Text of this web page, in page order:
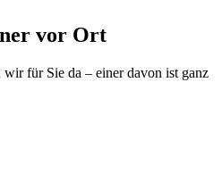
vor Ort
für Sie da – einer davon ist ganz